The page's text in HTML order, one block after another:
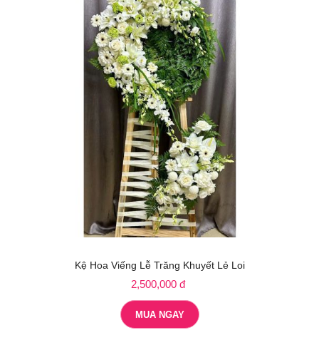
Kệ Hoa Viếng Lễ Trăng Khuyết Lẻ Loi
2,500,000 đ
MUA NGAY